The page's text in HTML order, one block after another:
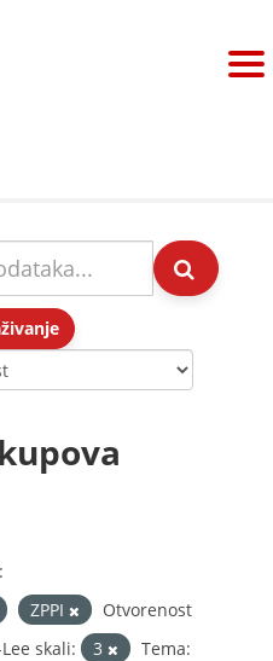
ZPPI
Otvorenost
skali:
3
Tema: